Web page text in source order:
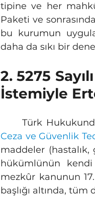
tipine ve her
Paketi ve
bu kurumun
daha da sıkı bir
2. 5275
İstemiyle
Türk
Ceza ve Güvenlik
maddeler
hükümlünün
mezkûr kanunun
başlığı altında, tüm